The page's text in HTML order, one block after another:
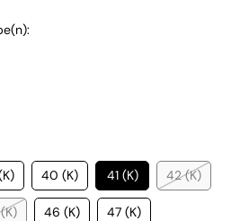
40 (K) 41 (K) 42 (K)
46 (K) 47 (K)